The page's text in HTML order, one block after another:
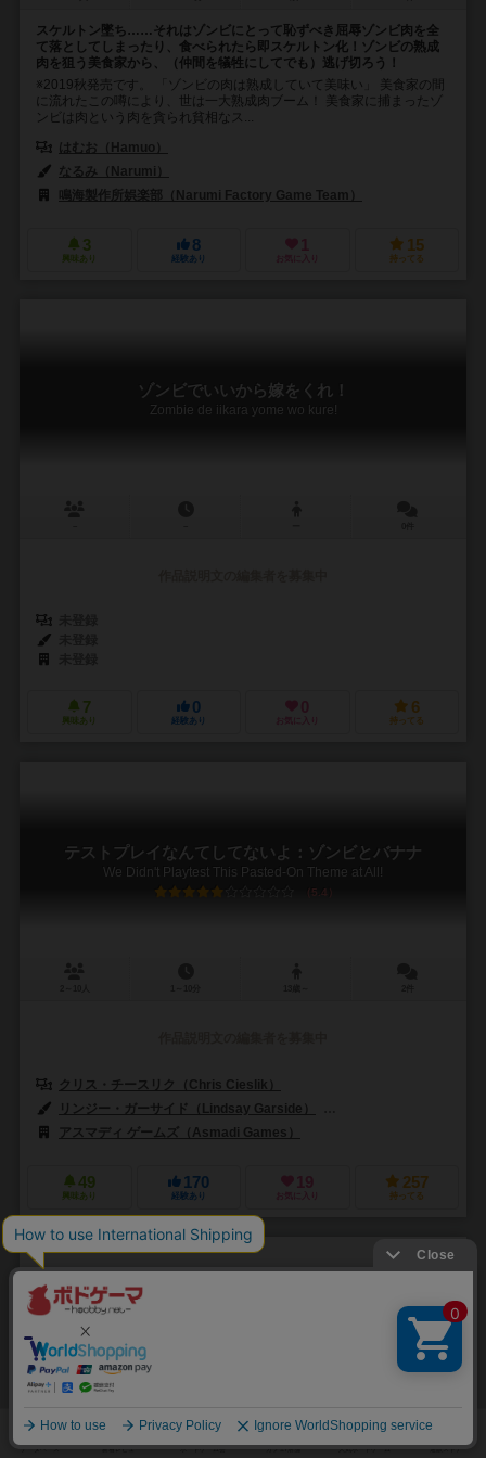
スケルトン墜ち……それはゾンビにとって恥ずべき屈辱ゾンビ肉を全
て落としてしまったり、食べられたら即スケルトン化！ゾンビの熟成
肉を狙う美食家から、（仲間を犠牲にしてでも）逃げ切ろう！
※2019秋発売です。 「ゾンビの肉は熟成していて美味い」 美食家の間
に流れたこの噂により、世は一大熟成肉ブーム！ 美食家に捕まったゾ
ンビは肉という肉を貪られ貧相なス...
はむお（Hamuo）
なるみ（Narumi）
鳴海製作所娯楽部（Narumi Factory Game Team）
3
興味あり
8
経験あり
1
お気に入り
15
持ってる
ゾンビでいいから嫁をくれ！
Zombie de iikara yome wo kure!
7
興味あり
0
経験あり
0
お気に入り
6
持ってる
テストプレイなんてしてないよ：ゾンビとバナナ
We Didn't Playtest This Pasted-On Theme at All!
5.4
クリス・チースリク（Chris Cieslik）
リンジー・ガーサイド（Lindsay Garside）
アスマディ ゲームズ（Asmadi Games）
49
興味あり
170
経験あり
19
お気に入り
257
持ってる
ウェルカム・トゥ：拡張2 ゾンビ侵略＆アイスクリーム
トラック
Welcome To...: Ice Cream Truck & Outbreak Thematic Neighborhoods